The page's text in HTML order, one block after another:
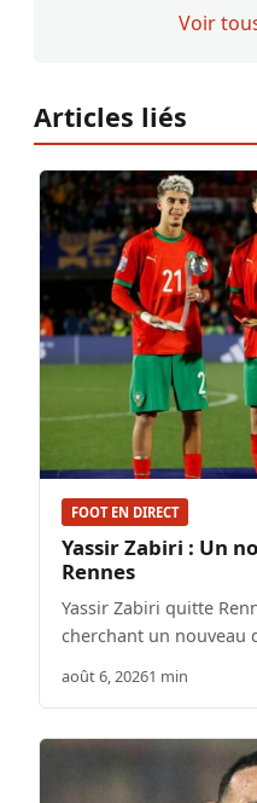
Voir
Articles liés
FOOT EN DIRECT
Yassir Zabiri : Un
Rennes
Yassir Zabiri quitte
cherchant un nouveau
août 6, 20261 min